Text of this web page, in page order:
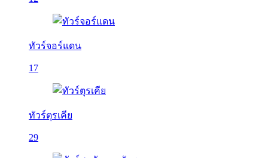
ทัวร์จอร์แดน
17
ทัวร์ตุรเคีย
29